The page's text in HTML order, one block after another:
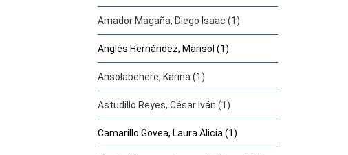
Amador Magaña, Diego Isaac (1)
Anglés Hernández, Marisol (1)
Ansolabehere, Karina (1)
Astudillo Reyes, César Iván (1)
Camarillo Govea, Laura Alicia (1)